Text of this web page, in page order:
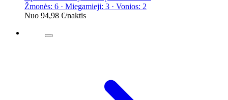
Žmonės: 6 · Miegamieji: 3 · Vonios: 2
Nuo 94,98 €/naktis